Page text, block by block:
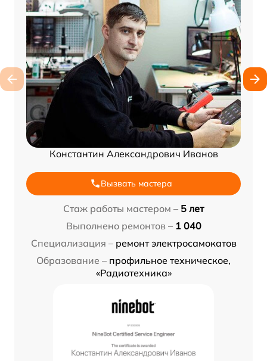
Константин Александрович Иванов
Вызвать мастера
Стаж работы мастером – 5 лет
Выполнено ремонтов – 1 040
Специализация – ремонт электросамокатов
Образование – профильное техническое,
«Радиотехника»